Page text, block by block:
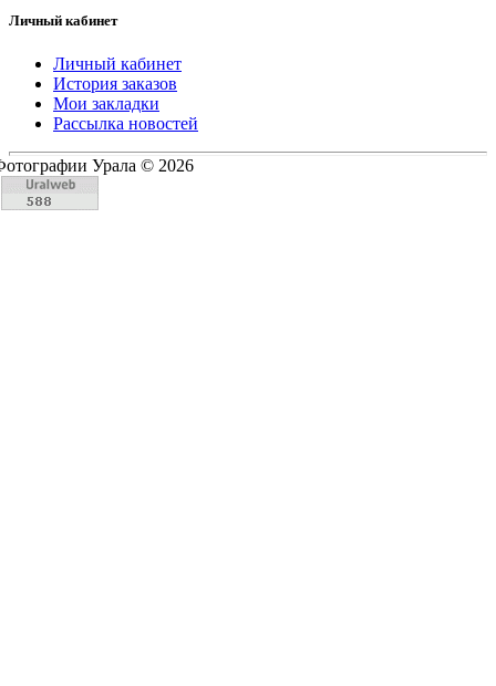
Личный кабинет
Личный кабинет
История заказов
Мои закладки
Рассылка новостей
Урала © 2026